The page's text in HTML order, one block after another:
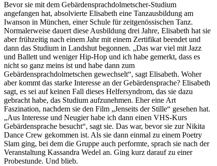
Bevor sie mit dem Gebärdensprachdolmetscher-Studium
angefangen hat, absolvierte Elisabeth eine Tanzausbildung am
Iwanson in München, einer Schule für zeitgenössischen Tanz.
Normalerweise dauert diese Ausbildung drei Jahre, Elisabeth hat sie
aber frühzeitig nach einem Jahr mit einem Zertifikat beendet und
dann das Studium in Landshut begonnen. „Das war viel mit Jazz
und Ballett und weniger Hip-Hop und ich habe gemerkt, dass es
nicht so ganz meins ist und habe dann zum
Gebärdensprachdolmetschen gewechselt“, sagt Elisabeth. Woher
aber kommt das starke Interesse an der Gebärdensprache? Elisabeth
sagt, es sei auf keinen Fall dieses Helfersyndrom, das sie dazu
gebracht habe, das Studium aufzunehmen. Eher eine Art
Faszination, nachdem sie den Film „Jenseits der Stille“ gesehen hat.
„Aus Interesse und Neugier habe ich dann einen VHS-Kurs
Gebärdensprache besucht“, sagt sie. Das war, bevor sie zur Nikita
Dance Crew gekommen ist. Als sie dann einmal zu einem Poetry
Slam ging, bei dem die Gruppe auch performte, sprach sie nach der
Veranstaltung Kassandra Wedel an. Ging kurz darauf zu einer
Probestunde. Und blieb.